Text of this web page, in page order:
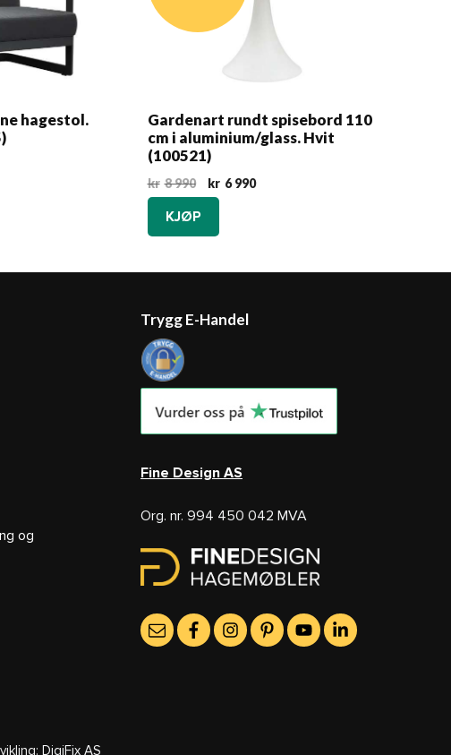
hagestol.
Gardenart rundt spisebord 110
cm i aluminium/glass. Hvit
(100521)
kr 8 990
Opprinnelig
pris
kr8
kr 6 990Nåværende
KJØP
og
Trygg E-Handel
Fine Design AS
Org. nr. 994 450 042 MVA
DigiFix AS